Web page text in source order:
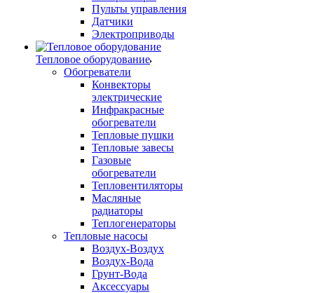
Пульты управления
Датчики
Электроприводы
Тепловое оборудование
Обогреватели
Конвекторы
электрические
Инфракрасные
обогреватели
Тепловые пушки
Тепловые завесы
Газовые
обогреватели
Тепловентиляторы
Масляные
радиаторы
Теплогенераторы
Тепловые насосы
Воздух-Воздух
Воздух-Вода
Грунт-Вода
Аксессуары